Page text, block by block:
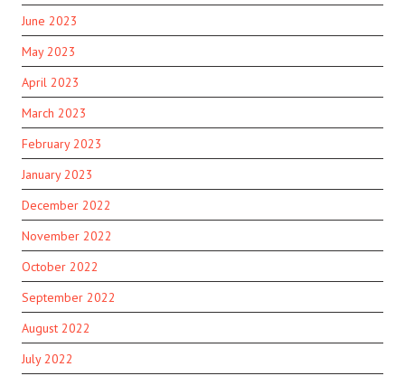
June 2023
May 2023
April 2023
March 2023
February 2023
January 2023
December 2022
November 2022
October 2022
September 2022
August 2022
July 2022